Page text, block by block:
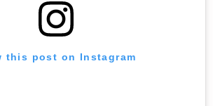
this post on Instagram